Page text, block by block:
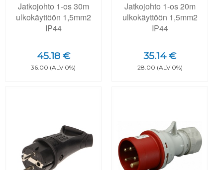
Jatkojohto 1-os 30m
ulkokäyttöön 1,5mm2
IP44
45.18 €
36.00 (ALV 0%)
Jatkojohto 1-os 20m
ulkokäyttöön 1,5mm2
IP44
35.14 €
28.00 (ALV 0%)